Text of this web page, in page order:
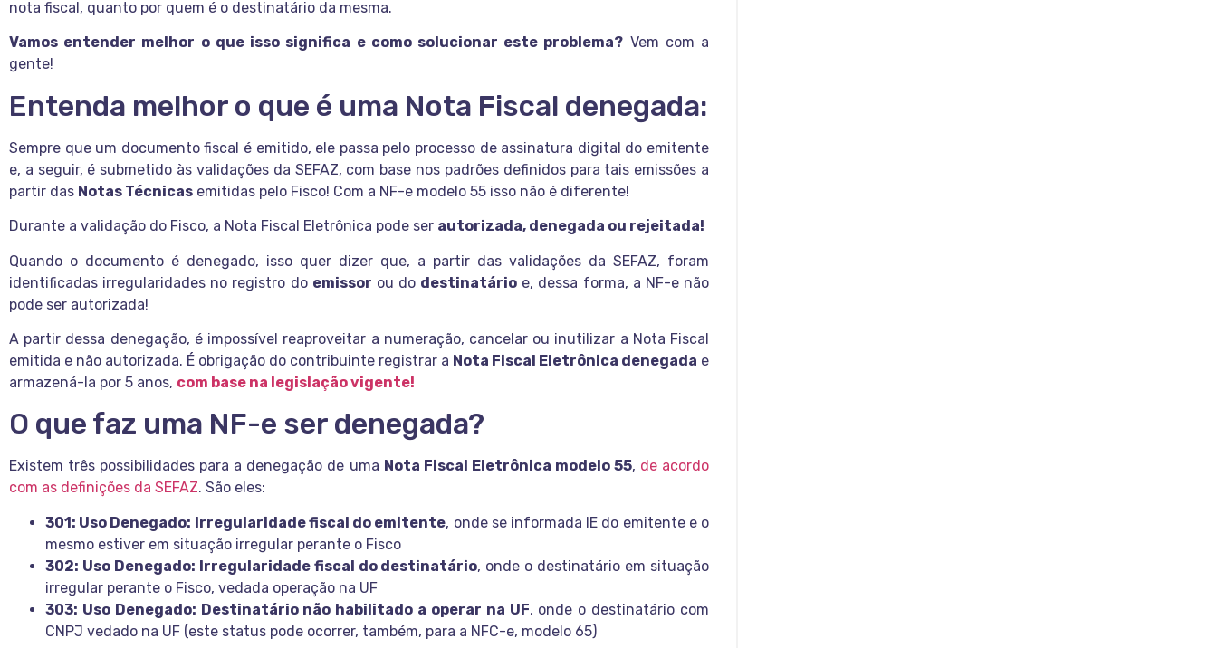
nota fiscal, quanto por quem é o destinatário da mesma.
Vamos entender melhor o que isso significa e como solucionar este problema? Vem com a
gente!
Entenda melhor o que é uma Nota Fiscal denegada:
Sempre que um documento fiscal é emitido, ele passa pelo processo de assinatura digital do emitente
e, a seguir, é submetido às validações da SEFAZ, com base nos padrões definidos para tais emissões a
partir das Notas Técnicas emitidas pelo Fisco! Com a NF-e modelo 55 isso não é diferente!
Durante a validação do Fisco, a Nota Fiscal Eletrônica pode ser autorizada, denegada ou rejeitada!
Quando o documento é denegado, isso quer dizer que, a partir das validações da SEFAZ, foram
identificadas irregularidades no registro do emissor ou do destinatário e, dessa forma, a NF-e não
pode ser autorizada!
A partir dessa denegação, é impossível reaproveitar a numeração, cancelar ou inutilizar a Nota Fiscal
emitida e não autorizada. É obrigação do contribuinte registrar a Nota Fiscal Eletrônica denegada e
armazená-la por 5 anos, com base na legislação vigente!
O que faz uma NF-e ser denegada?
Existem três possibilidades para a denegação de uma Nota Fiscal Eletrônica modelo 55, de acordo
com as definições da SEFAZ. São eles:
301: Uso Denegado: Irregularidade fiscal do emitente, onde se informada IE do emitente e o
mesmo estiver em situação irregular perante o Fisco
302: Uso Denegado: Irregularidade fiscal do destinatário, onde o destinatário em situação
irregular perante o Fisco, vedada operação na UF
303: Uso Denegado: Destinatário não habilitado a operar na UF, onde o destinatário com
CNPJ vedado na UF (este status pode ocorrer, também, para a NFC-e, modelo 65)